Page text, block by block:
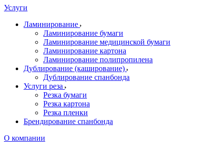
Услуги
Ламинирование
Ламинирование бумаги
Ламинирование медицинской бумаги
Ламинирование картона
Ламинирование полипропилена
Дублирование (каширование)
Дублирование спанбонда
Услуги реза
Резка бумаги
Резка картона
Резка пленки
Брендирование спанбонда
О компании